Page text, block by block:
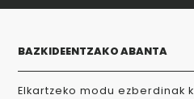
BAZKIDEENTZAKO ABANTA
Elkartzeko modu ezberdinak